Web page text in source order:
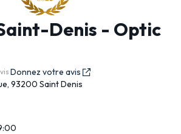
Denis - Optic
Donnez votre avis
93200 Saint Denis